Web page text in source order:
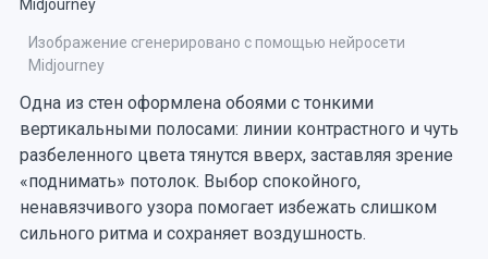
Изображение сгенерировано с помощью нейросети
Midjourney
Одна из стен оформлена обоями с тонкими
вертикальными полосами: линии контрастного и чуть
разбеленного цвета тянутся вверх, заставляя зрение
«поднимать» потолок. Выбор спокойного,
ненавязчивого узора помогает избежать слишком
сильного ритма и сохраняет воздушность.